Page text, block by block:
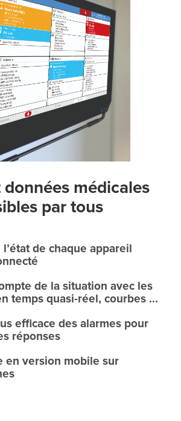
médicales
par tous
de chaque appareil
de la situation avec les
temps quasi-réel, courbes ...
efficace des alarmes pour
réponses
en version mobile sur